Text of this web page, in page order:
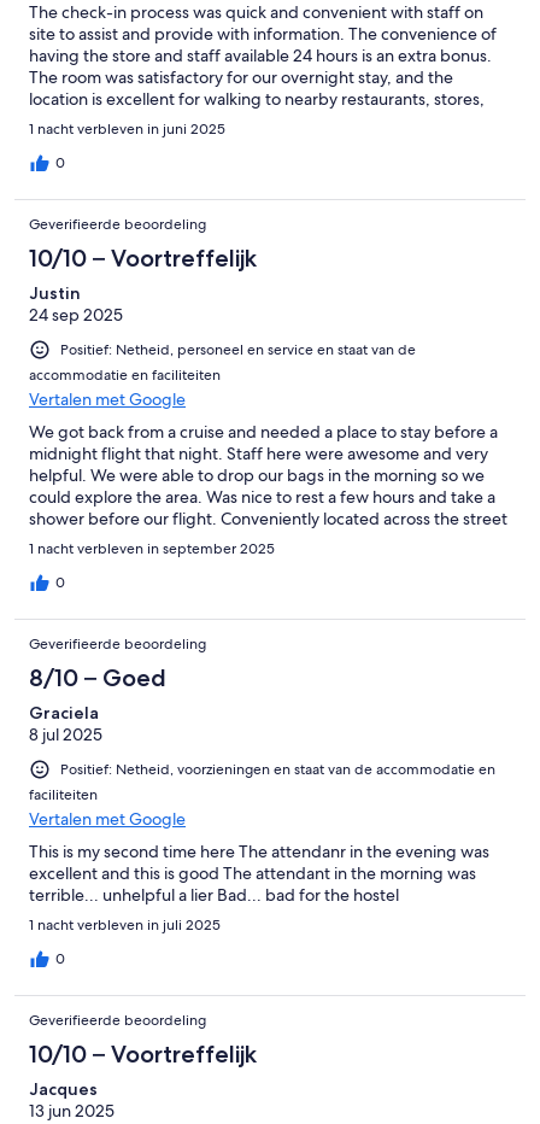
The check-in process was quick and convenient with staff on
site to assist and provide with information. The convenience of
having the store and staff available 24 hours is an extra bonus.
The room was satisfactory for our overnight stay, and the
location is excellent for walking to nearby restaurants, stores,
ATM machines and local sites.
1 nacht verbleven in juni 2025
0
Geverifieerde beoordeling
10/10 – Voortreffelijk
Justin
24 sep 2025
Positief: Netheid, personeel en service en staat van de
accommodatie en faciliteiten
Vertalen met Google
We got back from a cruise and needed a place to stay before a
midnight flight that night. Staff here were awesome and very
helpful. We were able to drop our bags in the morning so we
could explore the area. Was nice to rest a few hours and take a
shower before our flight. Conveniently located across the street
from the cruise ship and a quick taxi ride to airport. There aren’t
any frills as a hostel, but clean, quiet, and safe. Would highly
recommend as the staff were really nice and helpful!
1 nacht verbleven in september 2025
0
Geverifieerde beoordeling
8/10 – Goed
Graciela
8 jul 2025
Positief: Netheid, voorzieningen en staat van de accommodatie en
faciliteiten
Vertalen met Google
This is my second time here The attendanr in the evening was
excellent and this is good The attendant in the morning was
terrible... unhelpful a lier Bad... bad for the hostel
1 nacht verbleven in juli 2025
0
Geverifieerde beoordeling
10/10 – Voortreffelijk
Jacques
13 jun 2025